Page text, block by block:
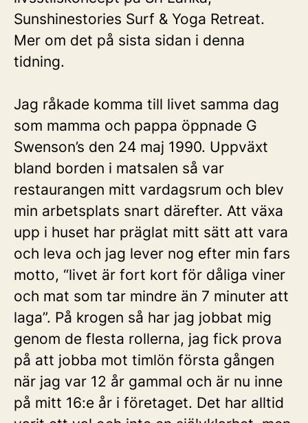
Sunshinestories Surf & Yoga Retreat.
Mer om det på sista sidan i denna
tidning.
Jag råkade komma till livet samma dag
som mamma och pappa öppnade G
Swenson’s den 24 maj 1990. Uppväxt
bland borden i matsalen så var
restaurangen mitt vardagsrum och blev
min arbetsplats snart därefter. Att växa
upp i huset har präglat mitt sätt att vara
och leva och jag lever nog efter min fars
motto, “livet är fort kort för dåliga viner
och mat som tar mindre än 7 minuter att
laga”. På krogen så har jag jobbat mig
genom de flesta rollerna, jag fick prova
på att jobba mot timlön första gången
när jag var 12 år gammal och är nu inne
på mitt 16:e år i företaget. Det har alltid